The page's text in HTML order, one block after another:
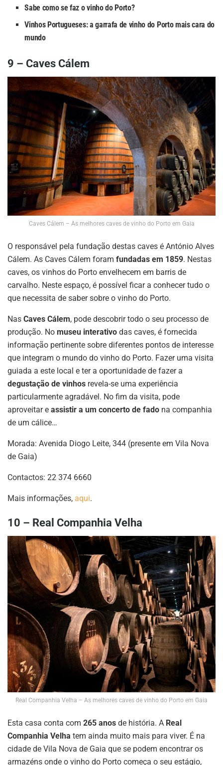
Sabe como se faz o vinho do Porto?
Vinhos Portugueses: a garrafa de vinho do Porto mais cara do
mundo
9 – Caves Cálem
Caves Cálem – As melhores caves de vinho do Porto em Gaia
O responsável pela fundação destas caves é António Alves
Cálem. As Caves Cálem foram fundadas em 1859. Nestas
caves, os vinhos do Porto envelhecem em barris de
carvalho. Neste espaço, é possível ficar a conhecer tudo o
que necessita de saber sobre o vinho do Porto.
Nas Caves Cálem, pode descobrir todo o seu processo de
produção. No museu interativo das caves, é fornecida
informação pertinente sobre diferentes pontos de interesse
que integram o mundo do vinho do Porto. Fazer uma visita
guiada a este local e ter a oportunidade de fazer a
degustação de vinhos revela-se uma experiência
particularmente agradável. No fim da visita, pode
aproveitar e assistir a um concerto de fado na companhia
de um cálice…
Morada: Avenida Diogo Leite, 344 (presente em Vila Nova
de Gaia)
Contactos: 22 374 6660
Mais informações, aqui.
10 – Real Companhia Velha
Real Companhia Velha – As melhores caves de vinho do Porto em Gaia
Esta casa conta com 265 anos de história. A Real
Companhia Velha tem ainda muito mais para viver. É na
cidade de Vila Nova de Gaia que se podem encontrar os
armazéns onde o vinho do Porto começa o seu estágio,